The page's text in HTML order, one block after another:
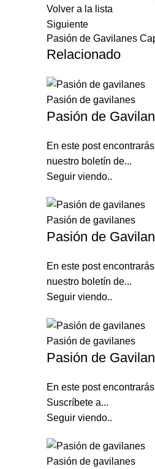
Volver a la lista
Siguiente
Pasión de Gavilanes
Relacionado
Pasión de gavilanes
Pasión de
En este post
nuestro boletín de...
Seguir viendo..
Pasión de gavilanes
Pasión de
En este post
nuestro boletín de...
Seguir viendo..
Pasión de gavilanes
Pasión de
En este post
Suscríbete a...
Seguir viendo..
Pasión de gavilanes